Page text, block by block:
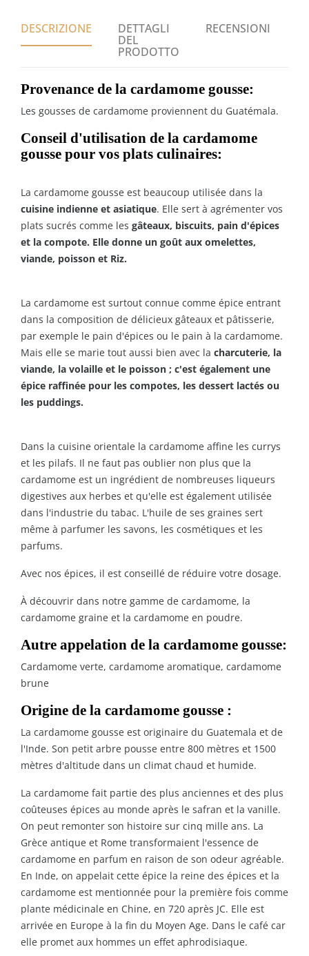
DESCRIZIONE DETTAGLI
DEL
PRODOTTO
RECENSIONI
Provenance de la cardamome gousse:
Les gousses de cardamome proviennent du Guatémala.
Conseil d'utilisation de la cardamome
gousse pour vos plats culinaires:
La cardamome gousse est beaucoup utilisée dans la
cuisine indienne et asiatique. Elle sert à agrémenter vos
plats sucrés comme les gâteaux, biscuits, pain d'épices
et la compote. Elle donne un goût aux omelettes,
viande, poisson et Riz.
La cardamome est surtout connue comme épice entrant
dans la composition de délicieux gâteaux et pâtisserie,
par exemple le pain d'épices ou le pain à la cardamome.
Mais elle se marie tout aussi bien avec la charcuterie, la
viande, la volaille et le poisson ; c'est également une
épice raffinée pour les compotes, les dessert lactés ou
les puddings.
Dans la cuisine orientale la cardamome affine les currys
et les pilafs. Il ne faut pas oublier non plus que la
cardamome est un ingrédient de nombreuses liqueurs
digestives aux herbes et qu'elle est également utilisée
dans l'industrie du tabac. L'huile de ses graines sert
même à parfumer les savons, les cosmétiques et les
parfums.
Avec nos épices, il est conseillé de réduire votre dosage.
À découvrir dans notre gamme de cardamome, la
cardamome graine et la cardamome en poudre.
Autre appelation de la cardamome gousse:
Cardamome verte, cardamome aromatique, cardamome
brune
Origine de la cardamome gousse :
La cardamome gousse est originaire du Guatemala et de
l'Inde. Son petit arbre pousse entre 800 mètres et 1500
mètres d'altitude dans un climat chaud et humide.
La cardamome fait partie des plus anciennes et des plus
coûteuses épices au monde après le safran et la vanille.
On peut remonter son histoire sur cinq mille ans. La
Grèce antique et Rome transformaient l'essence de
cardamome en parfum en raison de son odeur agréable.
En Inde, on appelait cette épice la reine des épices et la
cardamome est mentionnée pour la première fois comme
plante médicinale en Chine, en 720 après JC. Elle est
arrivée en Europe à la fin du Moyen Age. Dans le café car
elle promet aux hommes un effet aphrodisiaque.